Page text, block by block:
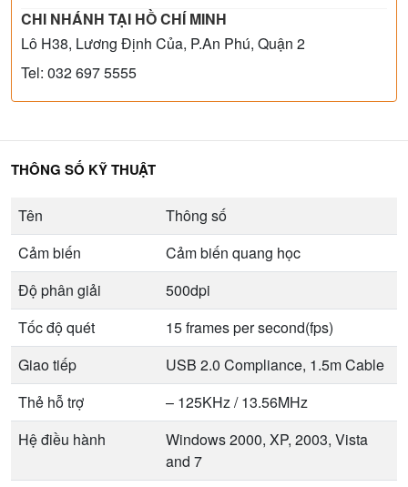
CHI NHÁNH TẠI HỒ CHÍ MINH
Lô H38, Lương Định Của, P.An Phú, Quận 2
Tel: 032 697 5555
THÔNG SỐ KỸ THUẬT
Tên
Thông số
Cảm biến
Cảm biến quang học
Độ phân giải
500dpi
Tốc độ quét
15 frames per second(fps)
Giao tiếp
USB 2.0 Compliance, 1.5m Cable
Thẻ hỗ trợ
– 125KHz / 13.56MHz
Hệ điều hành
Windows 2000, XP, 2003, Vista
and 7